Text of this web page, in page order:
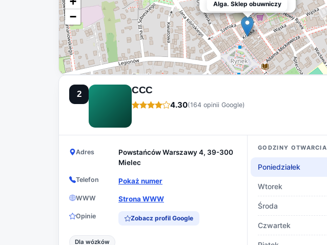
−
Alga. Sklep obuwniczy
2 CCC
4.30(164 opinii Google)
Adres
Powstańców Warszawy 4, 39-300
Mielec
Telefon Pokaż numer
WWW Strona WWW
Opinie Zobacz profil Google
Dla wózków
GODZINY OTWARCIA
Poniedziałek
Wtorek
Środa
Czwartek